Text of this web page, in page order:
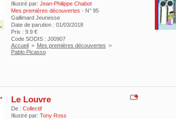
Illustré par: Jean-Philippe Chabot
Mes premières découvertes - N° 95
Gallimard Jeunesse
Date de parution : 01/03/2018
Prix : 9.9 €
Code SODIS : J00907
Accueil > Mes premières découvertes >
Pablo Picasso
Le Louvre
De : Collectif
Illustré par: Tony Ross